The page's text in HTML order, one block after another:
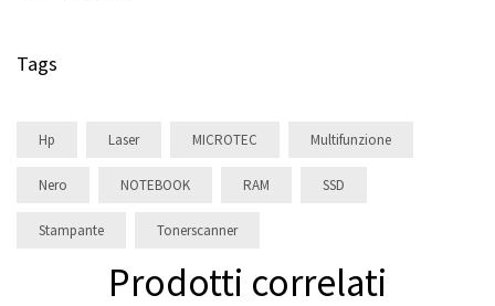
Tags
Hp Laser MICROTEC Multifunzione
Nero NOTEBOOK RAM SSD
Stampante Tonerscanner
Prodotti correlati